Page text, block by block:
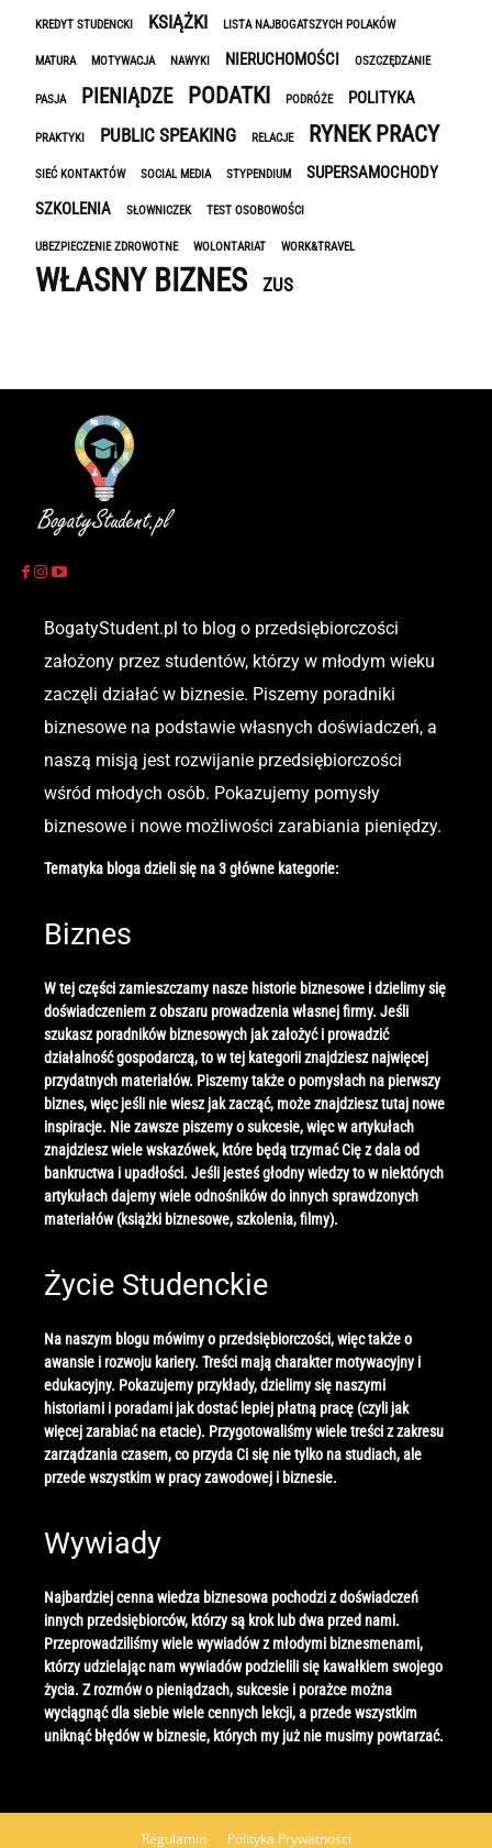
KREDYT STUDENCKI KSIĄŻKI LISTA NAJBOGATSZYCH POLAKÓW
MATURA MOTYWACJA NAWYKI NIERUCHOMOŚCI OSZCZĘDZANIE
PASJA PIENIĄDZE PODATKI PODRÓŻE POLITYKA
PRAKTYKI PUBLIC SPEAKING RELACJE RYNEK PRACY
SIEĆ KONTAKTÓW SOCIAL MEDIA STYPENDIUM
SUPERSAMOCHODY
SZKOLENIA
SŁOWNICZEK TEST OSOBOWOŚCI
UBEZPIECZENIE ZDROWOTNE WOLONTARIAT WORK&TRAVEL
WŁASNY BIZNES ZUS
BogatyStudent.pl to blog o przedsiębiorczości
założony przez studentów, którzy w młodym wieku
zaczęli działać w biznesie. Piszemy poradniki
biznesowe na podstawie własnych doświadczeń, a
naszą misją jest rozwijanie przedsiębiorczości
wśród młodych osób. Pokazujemy pomysły
biznesowe i nowe możliwości zarabiania pieniędzy.
Tematyka bloga dzieli się na 3 główne kategorie:
Biznes
W tej części zamieszczamy nasze historie biznesowe i dzielimy się
doświadczeniem z obszaru prowadzenia własnej firmy. Jeśli
szukasz poradników biznesowych jak założyć i prowadzić
działalność gospodarczą, to w tej kategorii znajdziesz najwięcej
przydatnych materiałów. Piszemy także o pomysłach na pierwszy
biznes, więc jeśli nie wiesz jak zacząć, może znajdziesz tutaj nowe
inspiracje. Nie zawsze piszemy o sukcesie, więc w artykułach
znajdziesz wiele wskazówek, które będą trzymać Cię z dala od
bankructwa i upadłości. Jeśli jesteś głodny wiedzy to w niektórych
artykułach dajemy wiele odnośników do innych sprawdzonych
materiałów (książki biznesowe, szkolenia, filmy).
Życie Studenckie
Na naszym blogu mówimy o przedsiębiorczości, więc także o
awansie i rozwoju kariery. Treści mają charakter motywacyjny i
edukacyjny. Pokazujemy przykłady, dzielimy się naszymi
historiami i poradami jak dostać lepiej płatną pracę (czyli jak
więcej zarabiać na etacie). Przygotowaliśmy wiele treści z zakresu
zarządzania czasem, co przyda Ci się nie tylko na studiach, ale
przede wszystkim w pracy zawodowej i biznesie.
Wywiady
Najbardziej cenna wiedza biznesowa pochodzi z doświadczeń
innych przedsiębiorców, którzy są krok lub dwa przed nami.
Przeprowadziliśmy wiele wywiadów z młodymi biznesmenami,
którzy udzielając nam wywiadów podzielili się kawałkiem swojego
życia. Z rozmów o pieniądzach, sukcesie i porażce można
wyciągnąć dla siebie wiele cennych lekcji, a przede wszystkim
uniknąć błędów w biznesie, których my już nie musimy powtarzać.
Regulamin Polityka Prywatności